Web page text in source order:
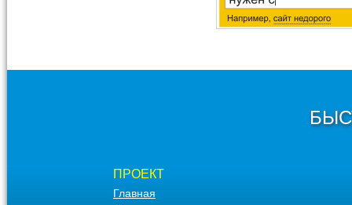
ПРОЕКТ
Главная